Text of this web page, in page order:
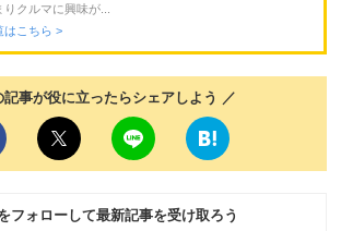
クルマに興味が...
はこちら >
記事が役に立ったらシェアしよう ／
フォローして最新記事を受け取ろう